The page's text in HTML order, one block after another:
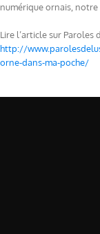
numérique ornais,
Lire l’article sur Paroles
http://
orne-dans-ma-poche/